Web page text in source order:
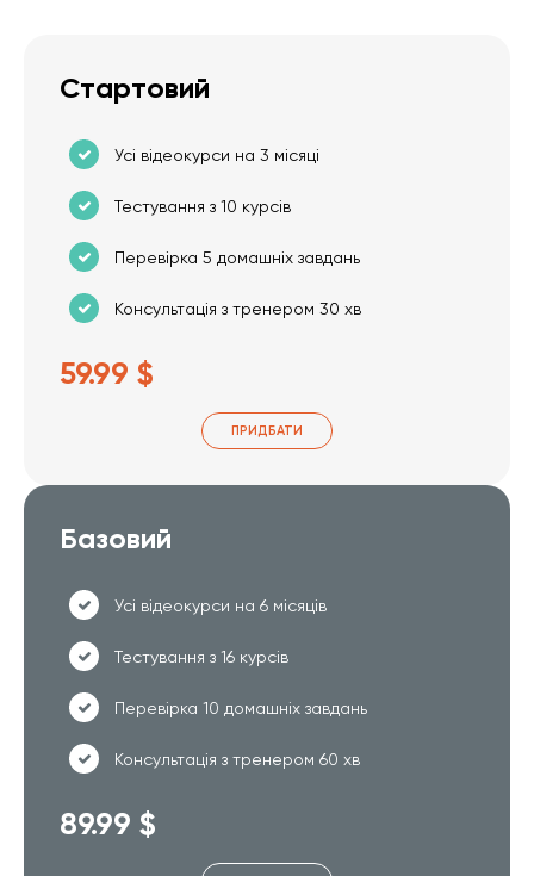
Стартовий
Усі відеокурси на 3 місяці
Тестування з 10 курсів
Перевірка 5 домашніх завдань
Консультація з тренером 30 хв
59.99 $
ПРИДБАТИ
Базовий
Усі відеокурси на 6 місяців
Тестування з 16 курсів
Перевірка 10 домашніх завдань
Консультація з тренером 60 хв
89.99 $